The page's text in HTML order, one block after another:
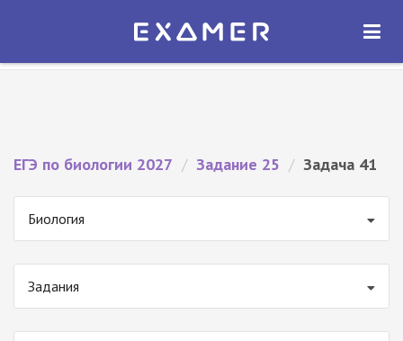
Экзамер — ЕГЭ 2027
ОТКРЫТЬ
ЕГЭ по биологии 2027 / Задание 25 / Задача 41
Биология
Задания